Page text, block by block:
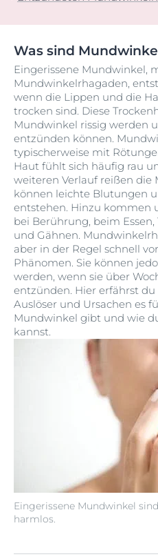
Was sind
Eingerissene Mundwinkel
harmlos.
Eingerissene Mundwinkel,
Mundwinkelrhagaden,
wenn die Lippen und die
trocken sind. Diese
Mundwinkel rissig werden
entzünden können.
typischerweise mit
Haut fühlt sich häufig rau
weiteren Verlauf reißen die
können leichte Blutungen
entstehen. Hinzu kommen
bei Berührung, beim
und Gähnen.
aber in der Regel schnell
Phänomen. Sie können
werden, wenn sie über
entzünden. Hier erfährst
Auslöser und Ursachen es
Mundwinkel gibt und wie
kannst.